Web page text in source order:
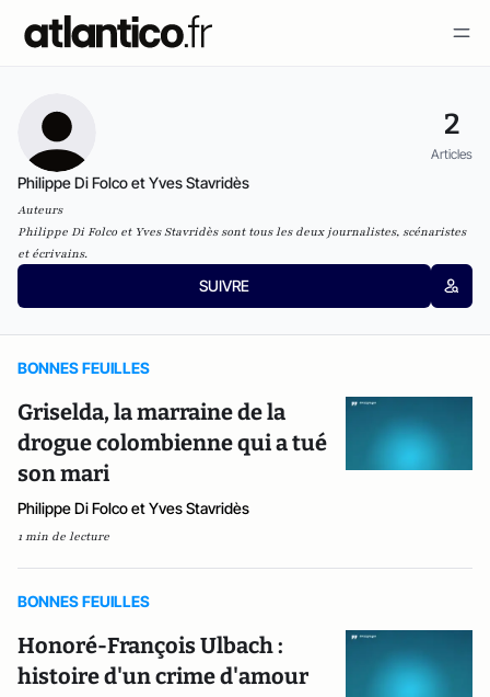
2
Articles
Philippe Di Folco et Yves Stavridès
Auteurs
Philippe Di Folco et Yves Stavridèssont tous les deux journalistes, scénaristes
et écrivains.
SUIVRE
BONNES FEUILLES
Griselda, la marraine de la
drogue colombienne qui a tué
son mari
Philippe Di Folco et Yves Stavridès
1 min de lecture
BONNES FEUILLES
Honoré-François Ulbach :
histoire d'un crime d'amour